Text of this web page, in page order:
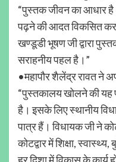
“पुस्तक जीवन का आधार
पढ़ने की आदत विकसित
खण्डूडी भूषण जी द्वारा
सराहनीय पहल है।”
•महापौर शैलेंद्र रावत ने
“पुस्तकालय खोलने की यह
है। इसके लिए स्थानीय
पात्र हैं। विधायक जी ने
कोटद्वार में शिक्षा,
हर दिशा में विकास के कार्य